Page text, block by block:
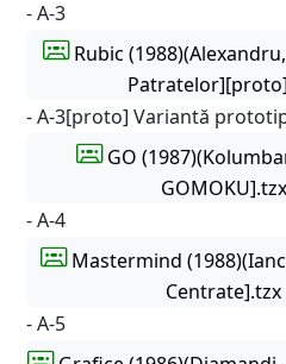
- A-3
Rubic
- A-3[proto] Variantă
GO
GOMOKU].tzx
- A-4
Mastermind
Centrate].tzx
- A-5